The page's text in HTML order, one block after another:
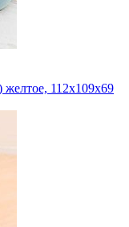
112х109х69